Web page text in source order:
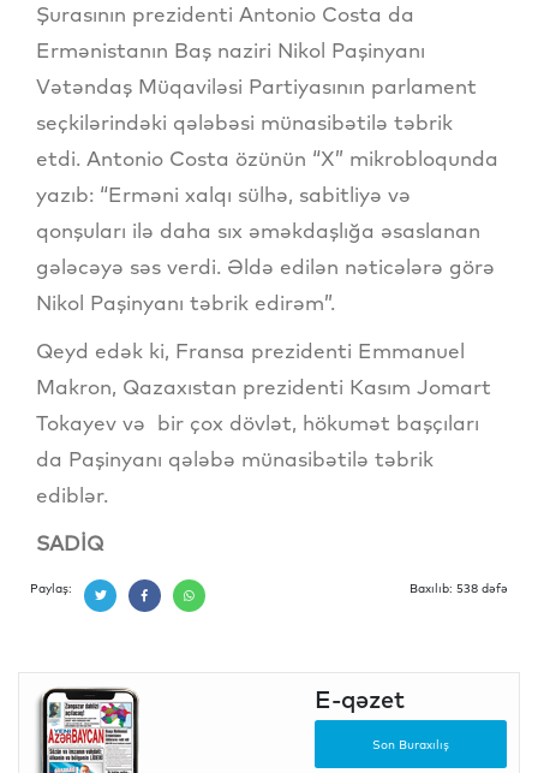
Şurasının prezidenti Antonio Costa da
Ermənistanın Baş naziri Nikol Paşinyanı
Vətəndaş Müqaviləsi Partiyasının parlament
seçkilərindəki qələbəsi münasibətilə təbrik
etdi. Antonio Costa özünün “X” mikrobloqunda
yazıb: “Erməni xalqı sülhə, sabitliyə və
qonşuları ilə daha sıx əməkdaşlığa əsaslanan
gələcəyə səs verdi. Əldə edilən nəticələrə görə
Nikol Paşinyanı təbrik edirəm”.
Qeyd edək ki, Fransa prezidenti Emmanuel
Makron, Qazaxıstan prezidenti Kasım Jomart
Tokayev və bir çox dövlət, hökumət başçıları
da Paşinyanı qələbə münasibətilə təbrik
ediblər.
SADİQ
Paylaş: Baxılıb: 538 dəfə
E-qəzet
Son Buraxılış